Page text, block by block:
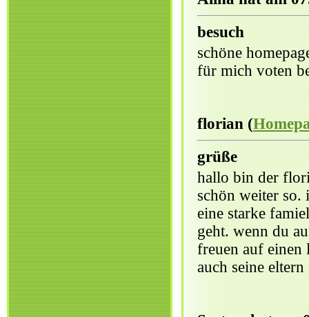
besuch
schöne
für mich voten
florian (
grüße
hallo bin der
schön weiter so.
eine starke
geht. wenn du
freuen auf einen
auch seine eltern